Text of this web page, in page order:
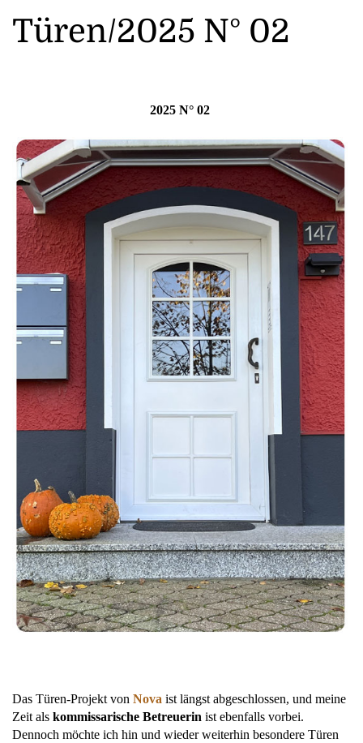
Türen/2025 N° 02
2025 N° 02
Das Türen-Projekt von Nova ist längst abgeschlossen, und meine
Zeit als kommissarische Betreuerin ist ebenfalls vorbei.
Dennoch möchte ich hin und wieder weiterhin besondere Türen